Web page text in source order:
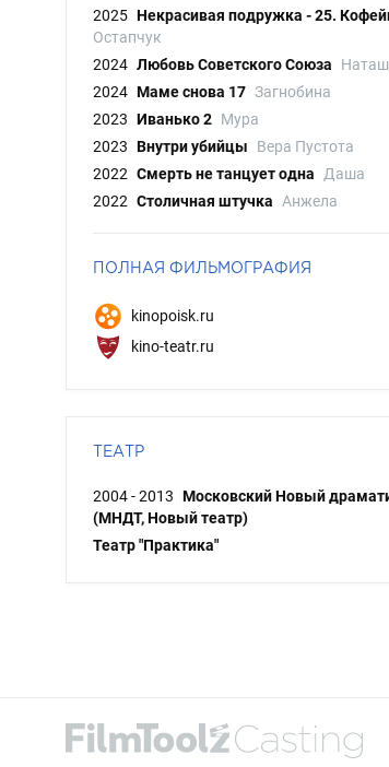
2025 Некрасивая подружка - 25.
Остапчук
2024 Любовь Советского Союза
2024 Маме снова 17 Загнобина
2023 Иванько 2 Мура
2023 Внутри убийцы
Вера Пустота
2022 Смерть не танцует одна
Даша
2022 Столичная штучка Анжела
ПОЛНАЯ ФИЛЬМОГРАФИЯ
kinopoisk.ru
kino-teatr.ru
ТЕАТР
2004 - 2013 Московский Новый
(МНДТ, Новый театр)
Театр "Практика"